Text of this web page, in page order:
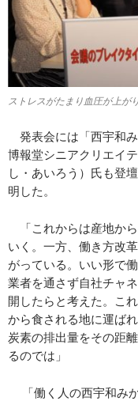
ストレスがたまり血圧が上が
発表会には 「西宇和
博報堂シニアクリエイ
し・あいろう）氏 も登壇
明した。
「これからは産地か
いく。一方、働き方改
がっている。いい形で
業者を通さず自社チャ
開したらと考えた。こ
から食される地に運ば
炭素の排出量をその距離
るのでは 」
「働く人の西宇和み